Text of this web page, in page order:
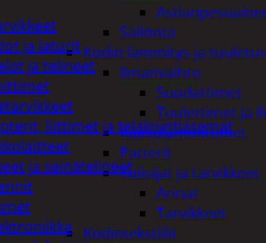
Säilöntä
Kodin lämmitys ja tuuletus
Ilmanvaihto
Suodattimet
Tuulettimet ja
Kaasulämmittimet
Patterit
Tulisijat ja tarvikkeet
Arinat
Tarvikkeet
Kodintekstiilit
ja laturit
ja telineet
liittimet ja telakointiasemat
ja seinätelineet